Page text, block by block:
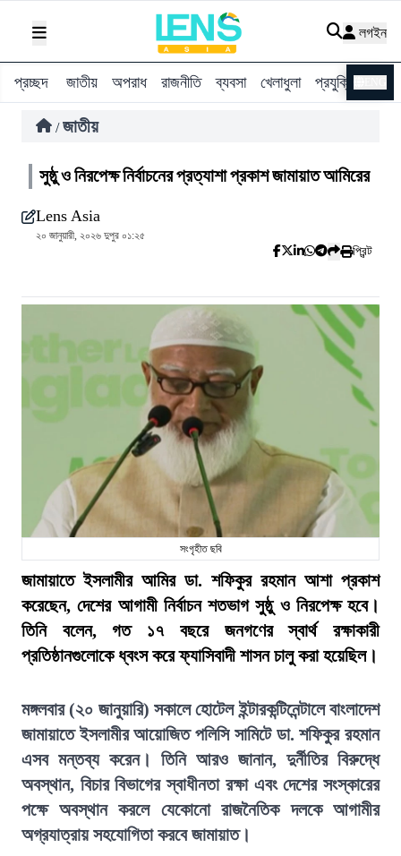
লগইন
প্রচ্ছদ জাতীয় অপরাধ রাজনীতি ব্যবসা খেলাধুলা প্রযুক্তি
/ জাতীয়
সুষ্ঠু ও নিরপেক্ষ নির্বাচনের প্রত্যাশা প্রকাশ জামায়াত আমিরের
Lens Asia
২০ জানুয়ারী, ২০২৬ দুপুর ০১:২৫
প্রিন্ট
সংগৃহীত ছবি
জামায়াতে ইসলামীর আমির ডা. শফিকুর রহমান আশা প্রকাশ
করেছেন, দেশের আগামী নির্বাচন শতভাগ সুষ্ঠু ও নিরপেক্ষ হবে।
তিনি বলেন, গত ১৭ বছরে জনগণের স্বার্থ রক্ষাকারী
প্রতিষ্ঠানগুলোকে ধ্বংস করে ফ্যাসিবাদী শাসন চালু করা হয়েছিল।
মঙ্গলবার (২০ জানুয়ারি) সকালে হোটেল ইন্টারকন্টিনেন্টালে বাংলাদেশ
জামায়াতে ইসলামীর আয়োজিত পলিসি সামিটে ডা. শফিকুর রহমান
এসব মন্তব্য করেন। তিনি আরও জানান, দুর্নীতির বিরুদ্ধে
অবস্থান, বিচার বিভাগের স্বাধীনতা রক্ষা এবং দেশের সংস্কারের
পক্ষে অবস্থান করলে যেকোনো রাজনৈতিক দলকে আগামীর
অগ্রযাত্রায় সহযোগিতা করবে জামায়াত।